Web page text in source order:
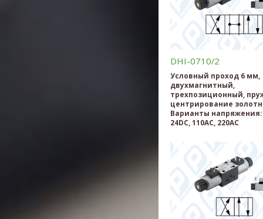
DHI-0710/2
Условный проход 6 мм,
двухмагнитный,
трехпозиционный,
центрирование
Варианты напряжения:
24DC, 110AC, 220AC